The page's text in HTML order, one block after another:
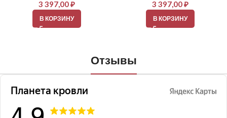
3 397,00₽
В КОРЗИНУ
3 397,00₽
В КОРЗИНУ
Отзывы